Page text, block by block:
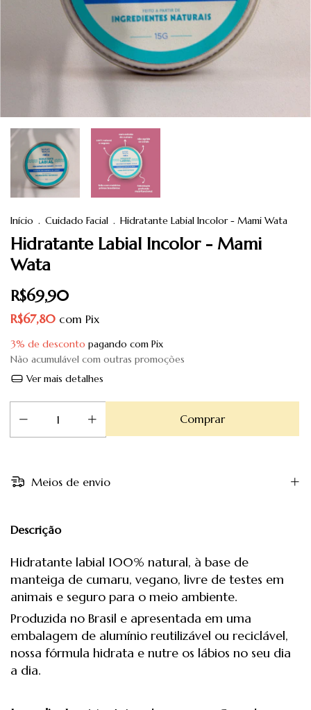
Início . Cuidado Facial . Hidratante Labial Incolor - Mami Wata
Hidratante Labial Incolor - Mami
Wata
R$69,90
R$67,80 com Pix
3% de desconto pagando com Pix
Não acumulável com outras promoções
Ver mais detalhes
Meios de envio
Descrição
Hidratante labial 100% natural, à base de
manteiga de cumaru, vegano, livre de testes em
animais e seguro para o meio ambiente.
Produzida no Brasil e apresentada em uma
embalagem de alumínio reutilizável ou reciclável,
nossa fórmula hidrata e nutre os lábios no seu dia
a dia.